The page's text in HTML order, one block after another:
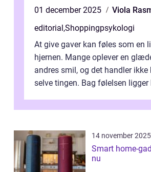
01 december 2025
Viola
editorial,Shoppingpsykologi
At give gaver kan føles som en
hjernen. Mange oplever en
andres smil, og det handler ikke
selve tingen. Bag følelsen ligger
14 november 2025
Smart home-
nu